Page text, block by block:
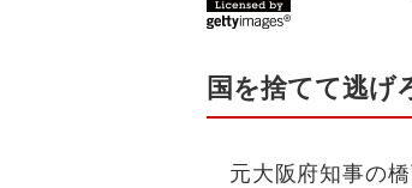
国を捨てて逃げ
元大阪府知事の橋